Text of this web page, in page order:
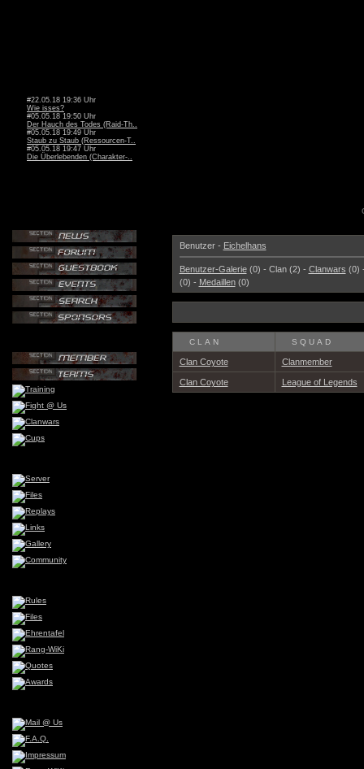
#22.05.18 19:36 Uhr
Wie isses?
#05.05.18 19:50 Uhr
Der Hauch des Todes (Raid-Th..
#05.05.18 19:49 Uhr
Staub zu Staub (Ressourcen-T..
#05.05.18 19:47 Uhr
Die Überlebenden (Charakter-..
Benutzer - Eichelhans
Benutzer-Galerie(0) - Clan (2) - Clanwars (0)
(0) - Medaillen(0)
CLAN SQUAD
Clan Coyote Clanmember
Clan Coyote League of Legends